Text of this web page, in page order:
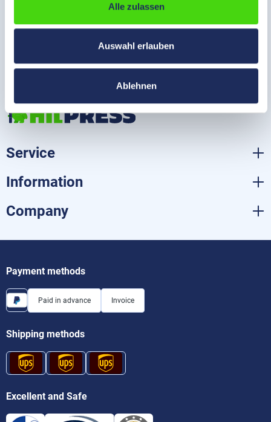
Alle zulassen
Auswahl erlauben
Ablehnen
+49 (0) 40 - 538092-30
E-Mail:info@hilpress.de
Service
Information
Company
Payment methods
Paid in advance Invoice
Shipping methods
Excellent and Safe